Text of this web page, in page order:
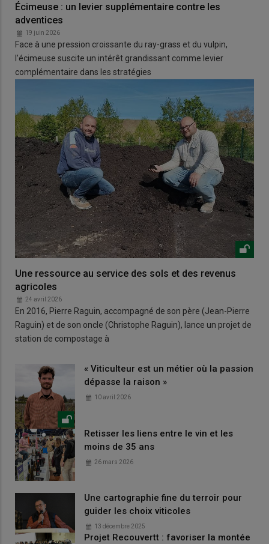
Écimeuse : un levier supplémentaire contre les
adventices
19 juin 2026
Face à une pression croissante du ray-grass et du vulpin,
l’écimeuse suscite un intérêt grandissant comme levier
complémentaire dans les stratégies
Une ressource au service des sols et des revenus
agricoles
24 avril 2026
En 2016, Pierre Raguin, accompagné de son père (Jean-Pierre
Raguin) et de son oncle (Christophe Raguin), lance un projet de
station de compostage à
« Viticulteur est un métier où la passion
dépasse la raison »
10 avril 2026
Retisser les liens entre le vin et les
moins de 35 ans
26 mars 2026
Une cartographie fine du terroir pour
guider les choix viticoles
13 décembre 2025
Projet Recouvertt : favoriser la montée